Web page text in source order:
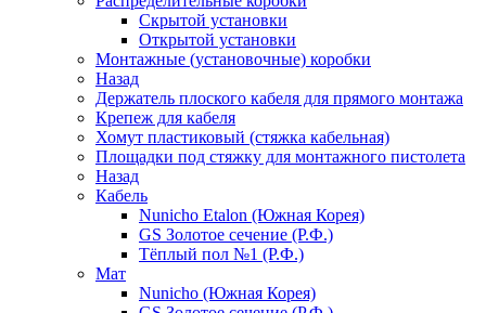
Скрытой установки
Открытой установки
Монтажные (установочные) коробки
Назад
Держатель плоского кабеля для прямого монтажа
Крепеж для кабеля
Хомут пластиковый (стяжка кабельная)
Площадки под стяжку для монтажного пистолета
Назад
Кабель
Nunicho Etalon (Южная Корея)
GS Золотое сечение (Р.Ф.)
Тёплый пол №1 (Р.Ф.)
Мат
Nunicho (Южная Корея)